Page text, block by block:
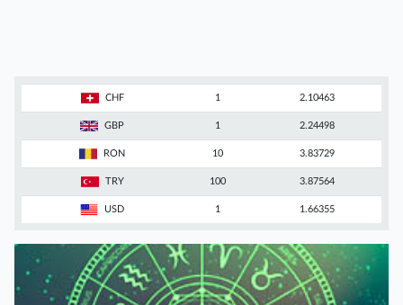
CHF 1 2.10463
GBP 1 2.24498
RON 10 3.83729
TRY 100 3.87564
USD 1 1.66355